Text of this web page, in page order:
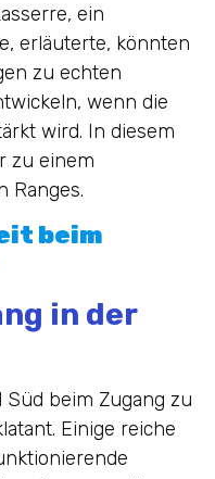
ein
erläuterte, könnten
zu echten
wenn die
wird. In diesem
zu einem
Ranges.
beim
in der
beim Zugang zu
Einige reiche